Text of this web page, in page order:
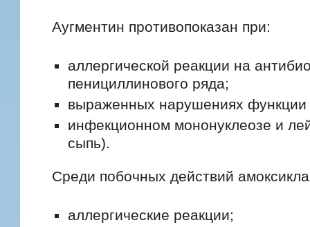
Аугментин противопоказан при:
аллергической реакции на
пенициллинового ряда;
выраженных нарушениях функции
инфекционном мононуклеозе и
сыпь).
Среди побочных действий
аллергические реакции;